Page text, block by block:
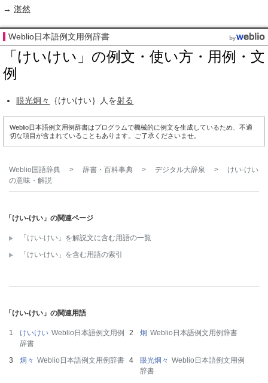
→ 湛然
Weblio日本語例文用例辞書
「けいけい」の例文・使い方・用例・文
例
眼光炯々 ｛けいけい｝人を射る
Weblio日本語例文用例辞書はプログラムで機械的に例文を生成しているため、不適
切な項目が含まれていることもあります。ご了承くださいませ。
Weblio国語辞典 > 辞書・百科事典 > デジタル大辞泉 >
けい‐けい
の意味・解説
「けい‐けい」の関連ページ
「けい‐けい」を解説文に含む用語の一覧
「けい‐けい」を含む用語の索引
「けい‐けい」の関連用語
けいけい Weblio日本語例文用例
辞書
炯 Weblio日本語例文用例辞書
炯々 Weblio日本語例文用例辞書 眼光炯々 Weblio日本語例文用例
辞書